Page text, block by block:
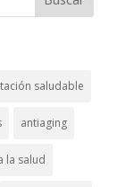
saludable
antiaging
la salud